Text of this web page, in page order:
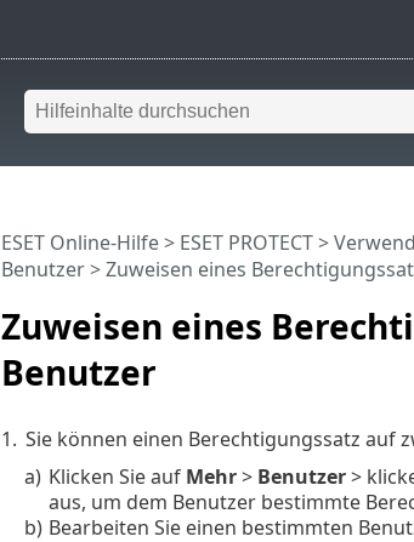
Zuweisen eines
Benutzer
ESET Online-Hilfe> ESET PROTECT>
Benutzer> Zuweisen eines
1. Sie können einen Berechtigungssatz auf
a) Klicken Sie auf Mehr> Benutzer>
aus, um dem Benutzer bestimmte
b) Bearbeiten Sie einen bestimmten